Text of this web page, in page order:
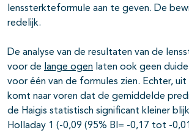
lenssterkteformule aan te geven. De
redelijk.
De analyse van de resultaten van de
voor de lange ogen laten ook geen
voor één van de formules zien. Echter,
komt naar voren dat de gemiddelde
de Haigis statistisch significant kleiner
Holladay 1 (-0,09 (95% BI= -0,17 tot -